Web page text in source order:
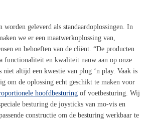
worden geleverd als standaardoplossingen. In
we er een maatwerkoplossing van,
en behoeften van de cliënt. “De producten
functionaliteit en kwaliteit nauw aan op onze
niet altijd een kwestie van plug ‘n play. Vaak is
om de oplossing echt geschikt te maken voor
hoofdbesturing of voetbesturing. Wij
besturing de joysticks van mo-vis en
constructie om de besturing werkbaar te